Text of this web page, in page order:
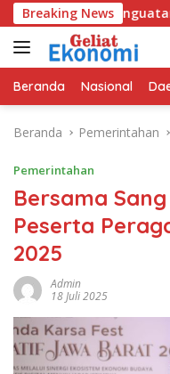
Langsung
ke
konten
Breaking News
Penguatan Dominasi
Beranda Nasional
Beranda Pemerintahan
Pemerintahan
Bersama
Peserta
2025
Admin
18 Juli 2025